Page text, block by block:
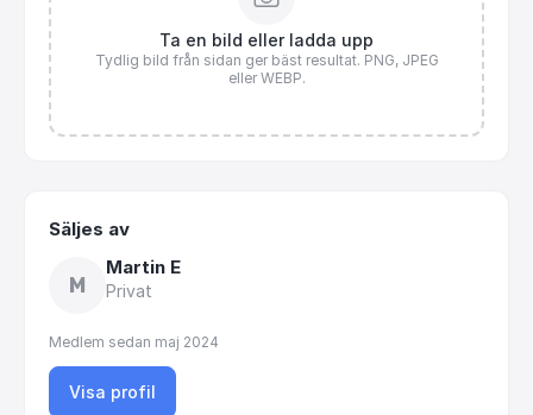
Ta en bild eller ladda upp
Tydlig bild från sidan ger bäst resultat. PNG, JPEG
eller WEBP.
Säljes av
M
Martin E
Privat
Medlem sedan maj 2024
Visa profil